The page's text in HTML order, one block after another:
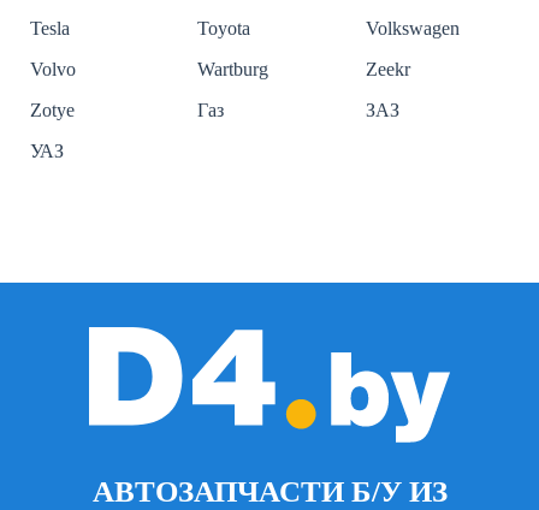
Tesla
Toyota
Volkswagen
Volvo
Wartburg
Zeekr
Zotye
Газ
ЗАЗ
УАЗ
АВТОЗАПЧАСТИ Б/У ИЗ